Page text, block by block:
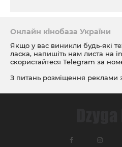
Онлайн кінобаза України
Якщо у вас виникли будь-які
ласка, напишіть нам листа на
скористайтеся Telegram за
З питань розміщення реклами
посиланням